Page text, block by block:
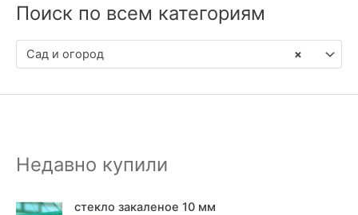
Поиск по всем категориям
×
Сад и огород
Недавно купили
стекло закаленое 10 мм